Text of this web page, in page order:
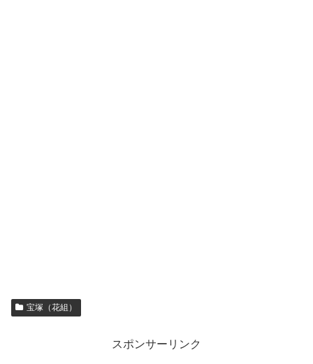
宝塚（花組）
スポンサーリンク